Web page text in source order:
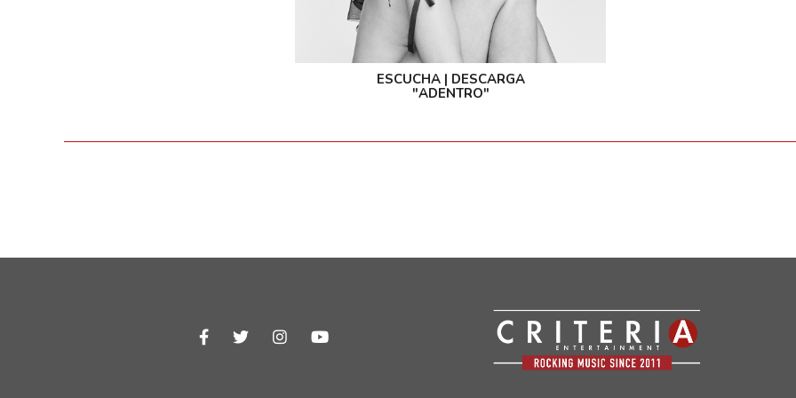
ESCUCHA | DESCARGA
"ADENTRO"
facebook-f   